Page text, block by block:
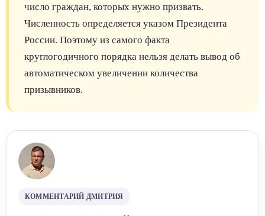
число граждан, которых нужно призвать.
Численность определяется указом Президента
России. Поэтому из самого факта
круглогодичного порядка нельзя делать вывод об
автоматическом увеличении количества
призывников.
КОММЕНТАРИЙ ДМИТРИЯ